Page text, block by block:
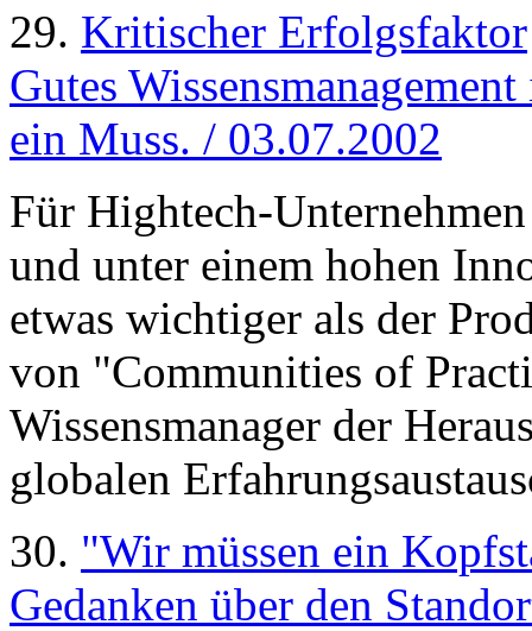
29. Kritischer Erfolgsfaktor
Gutes
ein Muss. / 03.07.2002
Für Hightech-
und unter einem hohen
etwas wichtiger als der
von "Communities of
Wissensmanager der
globalen
30. "Wir müssen ein
Gedanken über den